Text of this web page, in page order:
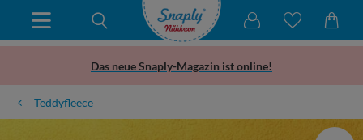
Das neue Snaply-Magazin ist online!
Teddyfleece